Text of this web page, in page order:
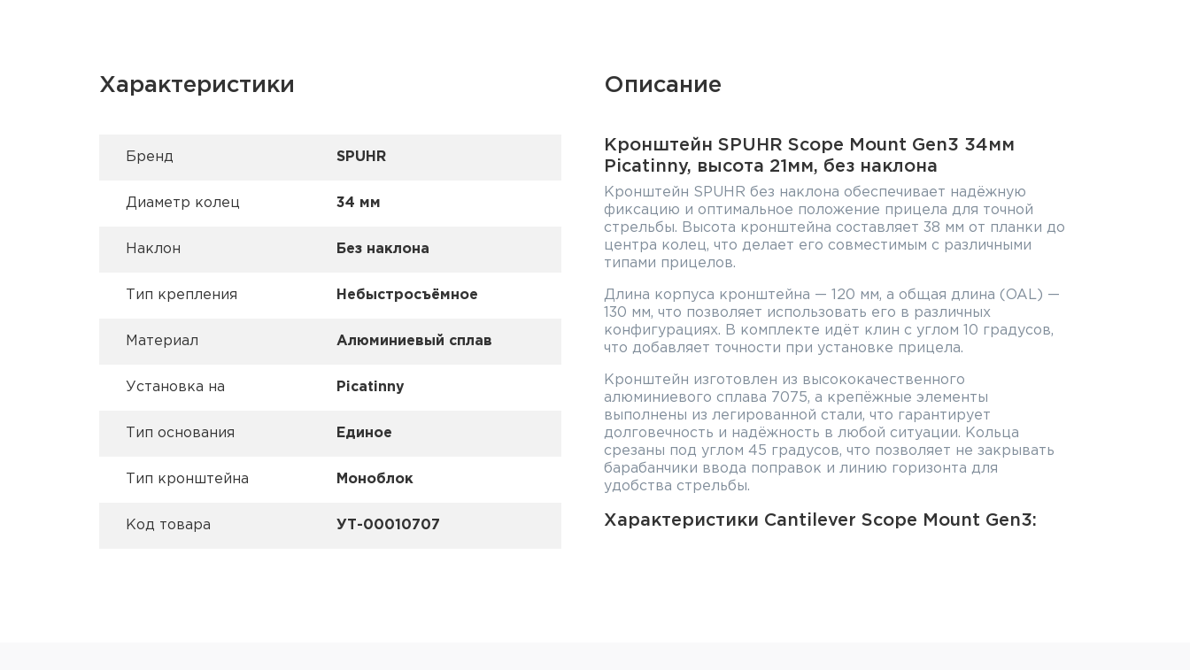
Характеристики
Брeнд SPUHR
Диаметр колец 34 мм
Наклон Без наклона
Тип крепления Небыстросъёмное
Материал Алюминиевый сплав
Установка на Picatinny
Тип основания Единое
Тип кронштейна Моноблок
Код товара УТ-00010707
Описание
Кронштейн SPUHR Scope Mount Gen3 34мм
Picatinny, высота 21мм, без наклона
Кронштейн SPUHR без наклона обеспечивает надёжную
фиксацию и оптимальное положение прицела для точной
стрельбы. Высота кронштейна составляет 38 мм от планки до
центра колец, что делает его совместимым с различными
типами прицелов.
Длина корпуса кронштейна — 120 мм, а общая длина (OAL) —
130 мм, что позволяет использовать его в различных
конфигурациях. В комплекте идёт клин с углом 10 градусов,
что добавляет точности при установке прицела.
Кронштейн изготовлен из высококачественного
алюминиевого сплава 7075, а крепёжные элементы
выполнены из легированной стали, что гарантирует
долговечность и надёжность в любой ситуации. Кольца
срезаны под углом 45 градусов, что позволяет не закрывать
барабанчики ввода поправок и линию горизонта для
удобства стрельбы.
Характеристики Cantilever Scope Mount Gen3: